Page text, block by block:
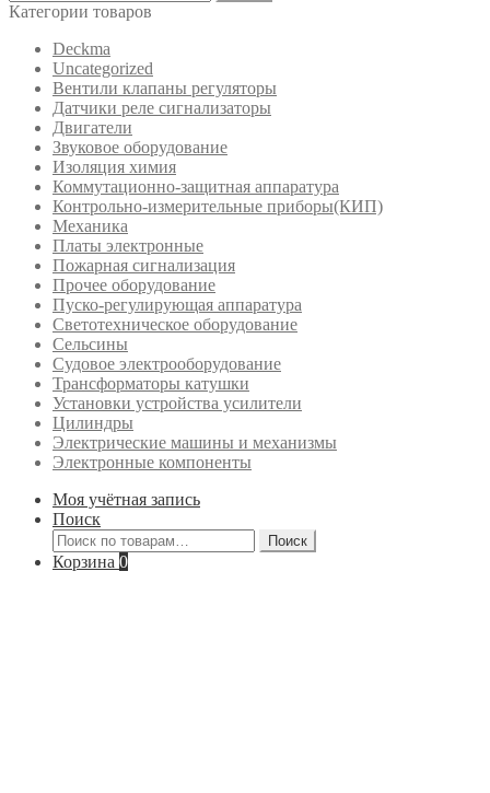
Категории товаров
Deckma
Uncategorized
Вентили клапаны регуляторы
Датчики реле сигнализаторы
Двигатели
Звуковое оборудование
Изоляция химия
Коммутационно-защитная аппаратура
Контрольно-измерительные приборы(КИП)
Механика
Платы электронные
Пожарная сигнализация
Прочее оборудование
Пуско-регулирующая аппаратура
Светотехническое оборудование
Сельсины
Судовое электрооборудование
Трансформаторы катушки
Установки устройства усилители
Цилиндры
Электрические машины и механизмы
Электронные компоненты
Моя учётная запись
Поиск
Искать:
Поиск
Корзина 0